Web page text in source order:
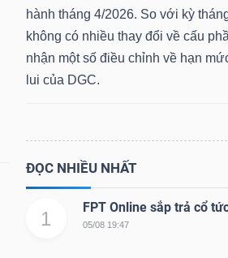
hành tháng 4/2026. So với kỳ
không có nhiều thay đổi về cấu
nhận một số điều chỉnh về hạn
lui của DGC.
ĐỌC NHIỀU NHẤT
1
FPT Online sắp trả cổ
05/08 19:47